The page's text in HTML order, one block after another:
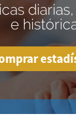
e